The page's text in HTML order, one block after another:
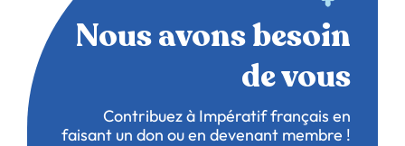
Nous avons besoin
de vous
Contribuez à Impératif français en
faisant un don ou en devenant membre !